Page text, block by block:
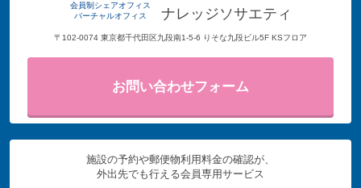
会員制シェアオフィス
バーチャルオフィス
ナレッジソサエティ
〒102-0074 東京都千代田区九段南1-5-6 りそな九段ビル5F KSフロア
お問い合わせフォーム
施設の予約や郵便物利用料金の確認が、
外出先でも行える会員専用サービス